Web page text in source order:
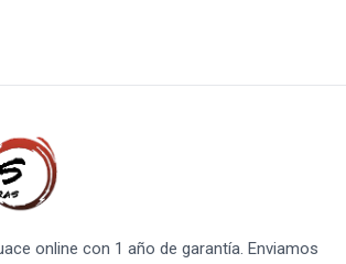
online con 1 año de garantía. Enviamos